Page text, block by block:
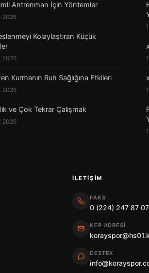
Antrenman İçin Yöntemler
2026
Kolaylaştıran Küçük
2026
Kurmanın Ruh Sağlığına Etkileri
2026
ve Çok Tekrar Çalışmak
2026
x
x
İLETIŞIM
FAKS
0 (224) 247 87 07
KEP ADRESI
DESTEK